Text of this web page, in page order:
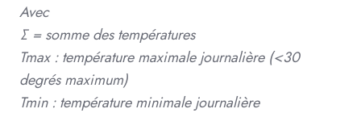
Avec
∑ = somme des températures
Tmax : température maximale journalière (<30
degrés maximum)
Tmin : température minimale journalière